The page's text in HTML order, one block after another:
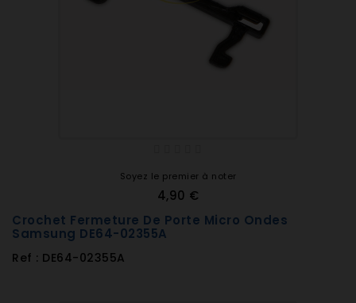
Soyez le premier à noter
4,90 €
Crochet Fermeture De Porte Micro Ondes
Samsung DE64-02355A
Ref : DE64-02355A